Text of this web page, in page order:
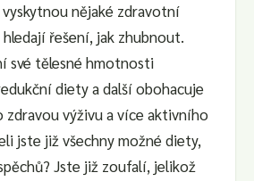
nějaké zdravotní
řešení, jak zhubnout.
své tělesné hmotnosti
diety a další obohacuje
výživu a více aktivního
jste již všechny možné diety,
Jste již zoufalí, jelikož